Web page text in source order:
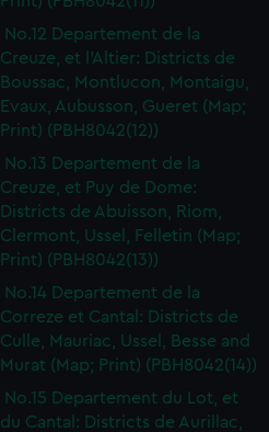
No.12 Departement de la
Creuze, et l'Altier: Districts de
Boussac, Montlucon, Montaigu,
Evaux, Aubusson, Gueret (Map;
Print) (PBH8042(12))
No.13 Departement de la
Creuze, et Puy de Dome:
Districts de Abuisson, Riom,
Clermont, Ussel, Felletin (Map;
Print) (PBH8042(13))
No.14 Departement de la
Correze et Cantal: Districts de
Culle, Mauriac, Ussel, Besse and
Murat (Map; Print) (PBH8042(14))
No.15 Departement du Lot, et
du Cantal: Districts de Aurillac,